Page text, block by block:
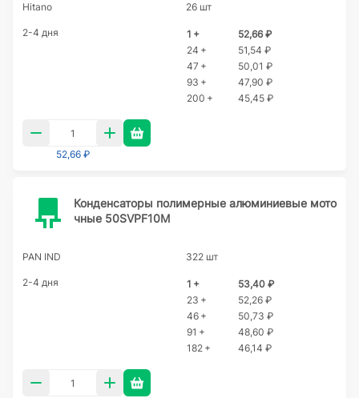
Hitano 26 шт
2-4 дня 1 +
52,66 ₽
24 +
51,54 ₽
47 +
50,01 ₽
93 +
47,90 ₽
200 +
45,45 ₽
52,66 ₽
Конденсаторы полимерные алюминиевые мото
чные 50SVPF10M
PAN IND 322 шт
2-4 дня 1 +
53,40 ₽
23 +
52,26 ₽
46 +
50,73 ₽
91 +
48,60 ₽
182 +
46,14 ₽